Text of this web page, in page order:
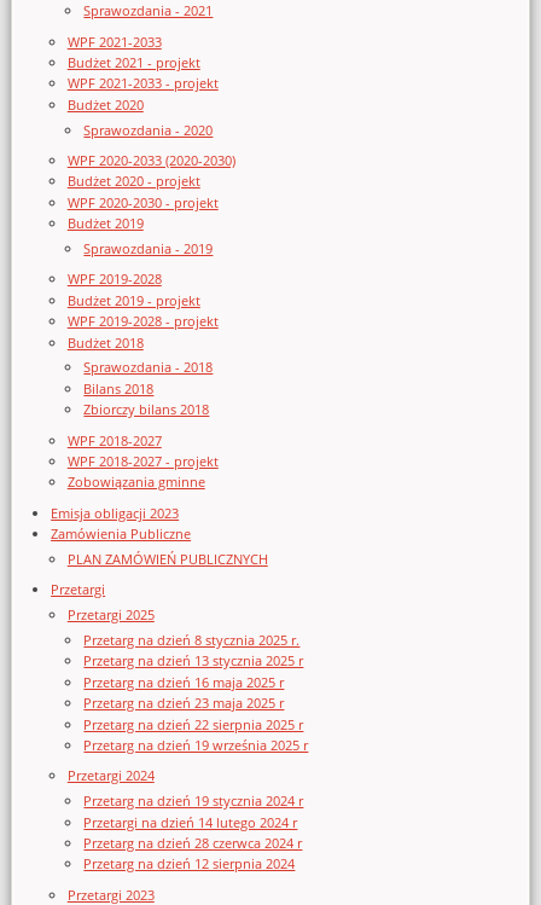
Sprawozdania - 2021
WPF 2021-2033
Budżet 2021 - projekt
WPF 2021-2033 - projekt
Budżet 2020
Sprawozdania - 2020
WPF 2020-2033 (2020-2030)
Budżet 2020 - projekt
WPF 2020-2030 - projekt
Budżet 2019
Sprawozdania - 2019
WPF 2019-2028
Budżet 2019 - projekt
WPF 2019-2028 - projekt
Budżet 2018
Sprawozdania - 2018
Bilans 2018
Zbiorczy bilans 2018
WPF 2018-2027
WPF 2018-2027 - projekt
Zobowiązania gminne
Emisja obligacji 2023
Zamówienia Publiczne
PLAN ZAMÓWIEŃ PUBLICZNYCH
Przetargi
Przetargi 2025
Przetarg na dzień 8 stycznia 2025 r.
Przetarg na dzień 13 stycznia 2025 r
Przetarg na dzień 16 maja 2025 r
Przetarg na dzień 23 maja 2025 r
Przetarg na dzień 22 sierpnia 2025 r
Przetarg na dzień 19 września 2025 r
Przetargi 2024
Przetarg na dzień 19 stycznia 2024 r
Przetargi na dzień 14 lutego 2024 r
Przetarg na dzień 28 czerwca 2024 r
Przetarg na dzień 12 sierpnia 2024
Przetargi 2023